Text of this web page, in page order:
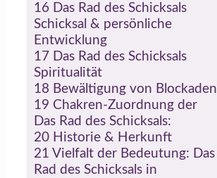
16 Das Rad des Schicksals
Schicksal & persönliche
Entwicklung
17 Das Rad des Schicksals
Spiritualität
18 Bewältigung von Blockaden
19 Chakren-Zuordnung der
Das Rad des Schicksals:
20 Historie & Herkunft
21 Vielfalt der Bedeutung: Das
Rad des Schicksals in